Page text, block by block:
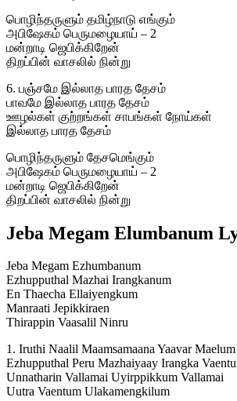
பொழிந்தருளும் தமிழ்நாடு எங்கும்
அபிஷேகம் பெருமழையாய் – 2
மன்றாடி ஜெபிக்கிறேன்
திறப்பின் வாசலில் நின்று
6. பஞ்சமே இல்லாத பாரத தேசம்
பாவமே இல்லாத பாரத தேசம்
ஊழல்கள் குற்றங்கள் சாபங்கள் நோய்கள்
இல்லாத பாரத தேசம்
பொழிந்தருளும் தேசமெங்கும்
அபிஷேகம் பெருமழையாய் – 2
மன்றாடி ஜெபிக்கிறேன்
திறப்பின் வாசலில் நின்று
Jeba Megam Elumbanum
Jeba Megam Ezhumbanum
Ezhupputhal Mazhai Irangkanum
En Thaecha Ellaiyengkum
Manraati Jepikkiraen
Thirappin Vaasalil Ninru
1. Iruthi Naalil Maamsamaana Yaavar Maelum
Ezhupputhal Peru Mazhaiyaay Irangka
Unnatharin Vallamai Uyirppikkum Vallamai
Uutra Vaentum Ulakamengkilum